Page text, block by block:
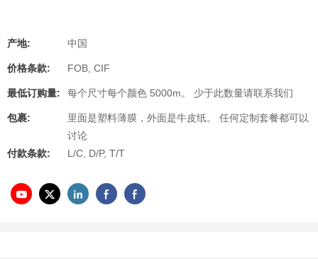
产地: 中国
价格条款: FOB, CIF
最低订购量: 每个尺寸每个颜色 5000m。 少于此数量请联系我们
包裹:
里面是塑料薄膜，外面是牛皮纸。 任何定制套餐都可以
讨论
付款条款:
L/C, D/P, T/T